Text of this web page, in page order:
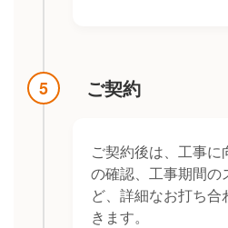
5 ご契約
ご契約後は、工事
の確認、工事期間の
ど、詳細なお打ち
きます。